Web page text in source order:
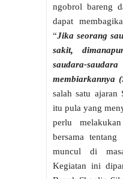
ngobrol bareng
dapat
“Jika seorang
sakit,
saudara-saudara
membiarkannya
salah satu ajaran
itu pula yang
perlu
bersama tentang
muncul di
Kegiatan ini